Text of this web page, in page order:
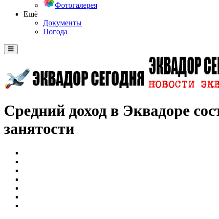
Фотогалерея
Ещё
Документы
Погода
Средний доход в Эквадоре
занятости